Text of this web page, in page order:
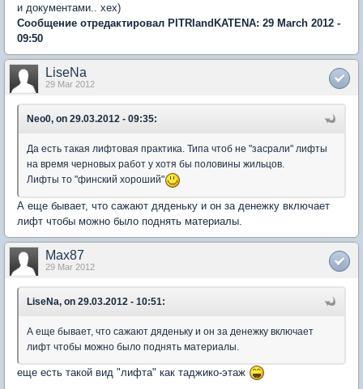
и документами.. хех)
Сообщение отредактировал PITRIandKATENA: 29 March 2012 -
09:50
LiseNa
29 Mar 2012
Neo0, on 29.03.2012 - 09:35:
Да есть такая лифтовая практика. Типа чтоб не "засрали" лифты
на время черновых работ у хотя бы половины жильцов.
Лифты то "финский хороший"
А еще бывает, что сажают дяденьку и он за денежку включает
лифт чтобы можно было поднять материалы.
Max87
29 Mar 2012
LiseNa, on 29.03.2012 - 10:51:
А еще бывает, что сажают дяденьку и он за денежку включает
лифт чтобы можно было поднять материалы.
еще есть такой вид "лифта" как таджико-этаж